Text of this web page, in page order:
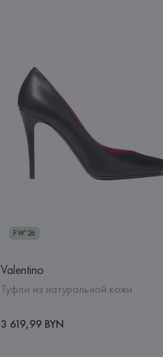
FW'26
Valentino
Туфли из натуральной кожи
3 619,99 BYN